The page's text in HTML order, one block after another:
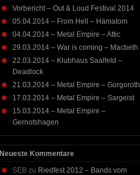
Vorbericht – Out & Loud Festival 2014
05.04.2014 – From Hell – Hämatom
04.04.2014 – Metal Empire – Attic
29.03.2014 – War is coming – Macbeth
22.03.2014 – Klubhaus Saalfeld –
Deadlock
21.03.2014 – Metal Empire – Gorgoroth
17.03.2014 – Metal Empire – Sargeist
15.03.2014 – Metal Empire –
Gernotshagen
Neueste Kommentare
SEB zu Riedfest 2012 – Bands vom